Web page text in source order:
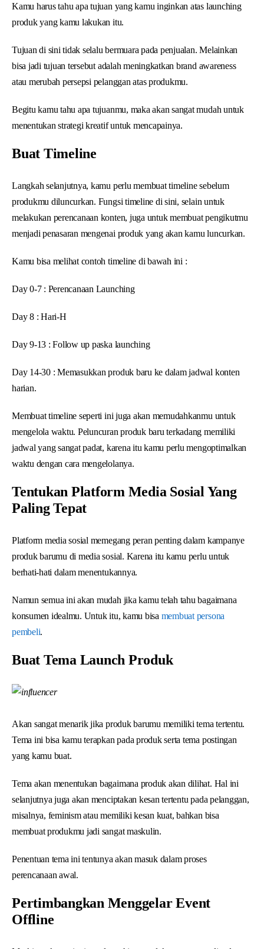
Kamu harus tahu apa tujuan yang kamu inginkan atas launching
produk yang kamu lakukan itu.
Tujuan di sini tidak selalu bermuara pada penjualan. Melainkan
bisa jadi tujuan tersebut adalah meningkatkan brand awareness
atau merubah persepsi pelanggan atas produkmu.
Begitu kamu tahu apa tujuanmu, maka akan sangat mudah untuk
menentukan strategi kreatif untuk mencapainya.
Buat Timeline
Langkah selanjutnya, kamu perlu membuat timeline sebelum
produkmu diluncurkan. Fungsi timeline di sini, selain untuk
melakukan perencanaan konten, juga untuk membuat pengikutmu
menjadi penasaran mengenai produk yang akan kamu luncurkan.
Kamu bisa melihat contoh timeline di bawah ini :
Day 0-7 : Perencanaan Launching
Day 8 : Hari-H
Day 9-13 : Follow up paska launching
Day 14-30 : Memasukkan produk baru ke dalam jadwal konten
harian.
Membuat timeline seperti ini juga akan memudahkanmu untuk
mengelola waktu. Peluncuran produk baru terkadang memiliki
jadwal yang sangat padat, karena itu kamu perlu mengoptimalkan
waktu dengan cara mengelolanya.
Tentukan Platform Media Sosial Yang
Paling Tepat
Platform media sosial memegang peran penting dalam kampanye
produk barumu di media sosial. Karena itu kamu perlu untuk
berhati-hati dalam menentukannya.
Namun semua ini akan mudah jika kamu telah tahu bagaimana
konsumen idealmu. Untuk itu, kamu bisa membuat persona
pembeli.
Buat Tema Launch Produk
Akan sangat menarik jika produk barumu memiliki tema tertentu.
Tema ini bisa kamu terapkan pada produk serta tema postingan
yang kamu buat.
Tema akan menentukan bagaimana produk akan dilihat. Hal ini
selanjutnya juga akan menciptakan kesan tertentu pada pelanggan,
misalnya, feminism atau memiliki kesan kuat, bahkan bisa
membuat produkmu jadi sangat maskulin.
Penentuan tema ini tentunya akan masuk dalam proses
perencanaan awal.
Pertimbangkan Menggelar Event
Offline